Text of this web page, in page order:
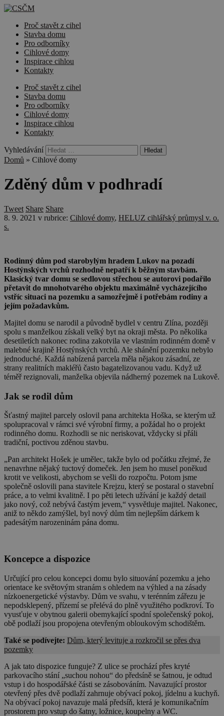
Proč stavět z cihel
Stavba domu
Pro odborníky
Cihlové domy
Inspirace cihlou
Kontakty
Proč stavět z cihel
Stavba domu
Pro odborníky
Cihlové domy
Inspirace cihlou
Kontakty
Vyhledávání
Domů » Cihlové domy
Zděný dům v podhradí
Tweet Share Share
8. 9. 2021 v rubrice: Cihlové domy, HELUZ cihlářský průmysl v. o.
s.
Rodinný dům pod starobylým hradem Lukov na pozadí
Hostýnských vrchů rozhodně nepatří k běžným stavbám.
Klasický tvar domu se sedlovou střechou se autorovi podařilo
přetavit do mnohotvarého objektu maximálně vycházejícího
vstříc situaci na pozemku a samozřejmě i potřebám rodiny a
jejím požadavkům.
Majitel domu se narodil a původně bydlel v centru Zlína, později
spolu s manželkou získali velký byt na okraji města. Po několika
desetiletích nakonec rodina zakotvila ve vlastním rodinném domě v
malebné krajině Hostýnských vrchů. Ale shánění pozemku nebylo
jednoduché. Každá nabízená parcela měla nějakou zásadní, ze
strany realitních makléřů často bagatelizovanou vadu. Když už
téměř rezignovali, manželka objevila nádherný pozemek na Lukově.
Jak se rodil dům
Šťastný majitel parcely oslovil pana architekta Hoška, se kterým už
spolupracoval v rámci své výrobní firmy, a požádal ho o projekt
rodinného domu. Rozhodli se nic neriskovat, vždycky si přáli
tradiční, poctivou zděnou stavbu.
„Pan architekt Hošek je umělec, takže bylo od počátku zřejmé, že
nenavrhne nějaký tuctový domeček. Jen jsem ho musel poněkud
krotit ve velikosti, abychom se vešli do rozpočtu. Potom jsme
společně oslovili pana stavitele Krejzu, který se postaral o stavební
práce, a to velmi kvalitně. I po pěti letech užívání je každý detail
jako nový, což nebývá častým jevem,“ vysvětluje majitel. Nakonec,
aniž to někdo zamýšlel, byl nový dům tím nejlepším dárkem k
padesátým narozeninám pána domu.
Koncepce a dispozice
Určující pro celou koncepci domu bylo situování pozemku a jeho
orientace ke světovým stranám s ohledem na výhled a na zásady
nízkoenergetické výstavby. Dům ve svahu, v terénním zářezu je
nepodsklepený, přízemí se přelévá do plně využitého podkroví. To
vyusťuje v obytnou galerii obemykající spodní společenský pokoj,
obě podlaží jsou propojena otevřeným obloukovým schodištěm.
Také se podívejte: Dům, který levituje a rozkročil se přes dva
pozemky
A jak tato dispozice funguje? Z ulice se prochází přes kryté
parkovacího stání „suchou nohou“ do předsíně se šatnou, je odtud
vstup i do hospodářské části se zásobováním. Navazující prostor
otevřený přes dvě podlaží zahrnuje obývací pokoj, jídelnu a kuchyň.
Na obývací pokoj navazuje malá předsíň, která je komunikačním
prostorem pro vstup do šatny, ložnice, koupelny a WC.